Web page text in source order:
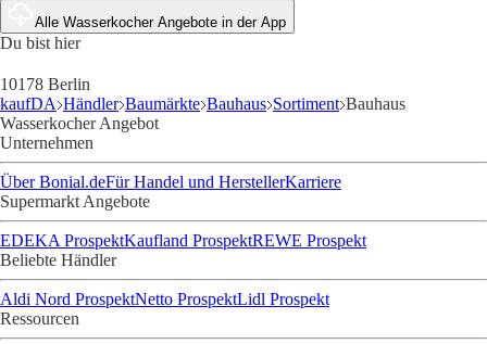
Alle Wasserkocher Angebote in der App
Du bist hier
10178 Berlin
kaufDA Händler Baumärkte Bauhaus Sortiment Bauhaus
Wasserkocher Angebot
Unternehmen
Über Bonial.deFür Handel und HerstellerKarriere
Supermarkt Angebote
EDEKA ProspektKaufland ProspektREWE Prospekt
Beliebte Händler
Aldi Nord ProspektNetto ProspektLidl Prospekt
Ressourcen